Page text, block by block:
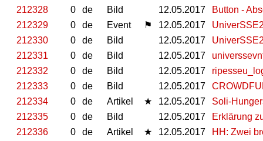
212328
0 de Bild 12.05.2017
Button -
212329
0 de Event ⚑ 12.05.2017
212330
0 de Bild 12.05.2017
212331
0 de Bild 12.05.2017
212332
0 de Bild 12.05.2017
212333
0 de Bild 12.05.2017
212334
0 de Artikel ★ 12.05.2017
Soli-
212335
0 de Bild 12.05.2017
Erklärung
212336
0 de Artikel ★ 12.05.2017
HH: Zwei